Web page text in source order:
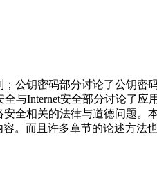
公钥密码部分讨论了公钥密
与Internet安全部分讨论了应
全相关的法律与道德问题。
。而且许多章节的论述方法